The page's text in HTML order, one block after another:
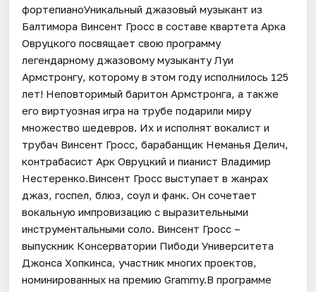
фортепианоУникальный джазовый музыкант из
Балтимора Винсент Гросс в составе квартета Арка
Овруцкого посвящает свою программу
легендарному джазовому музыканту Луи
Армстронгу, которому в этом году исполнилось 125
лет! Неповторимый баритон Армстронга, а также
его виртуозная игра на трубе подарили миру
множество шедевров. Их и исполнят вокалист и
трубач Винсент Гросс, барабанщик Неманья Делич,
контрабасист Арк Овруцкий и пианист Владимир
Нестеренко.Винсент Гросс выступает в жанрах
джаз, госпел, блюз, соул и фанк. Он сочетает
вокальную импровизацию с выразительными
инструментальными соло. Винсент Гросс –
выпускник Консерватории Пибоди Университета
Джонса Хопкинса, участник многих проектов,
номинированных на премию Grammy.В программе